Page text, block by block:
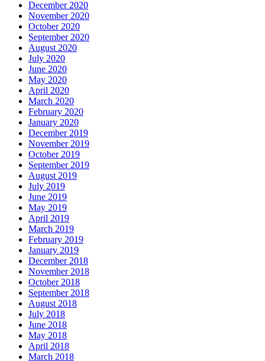
December 2020
November 2020
October 2020
September 2020
August 2020
July 2020
June 2020
May 2020
April 2020
March 2020
February 2020
January 2020
December 2019
November 2019
October 2019
September 2019
August 2019
July 2019
June 2019
May 2019
April 2019
March 2019
February 2019
January 2019
December 2018
November 2018
October 2018
September 2018
August 2018
July 2018
June 2018
May 2018
April 2018
March 2018